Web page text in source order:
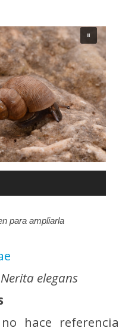
para ampliarla
Nerita elegans
hace referencia